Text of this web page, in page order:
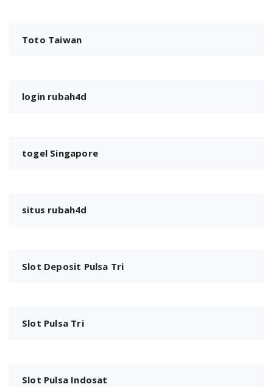
Toto Taiwan
login rubah4d
togel Singapore
situs rubah4d
Slot Deposit Pulsa Tri
Slot Pulsa Tri
Slot Pulsa Indosat